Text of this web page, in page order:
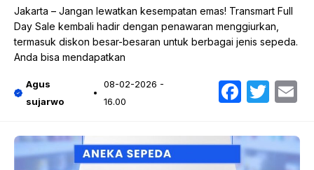
Jakarta – Jangan lewatkan kesempatan emas! Transmart Full
Day Sale kembali hadir dengan penawaran menggiurkan,
termasuk diskon besar-besaran untuk berbagai jenis sepeda.
Anda bisa mendapatkan
Agus
sujarwo
08-02-2026 -
16.00